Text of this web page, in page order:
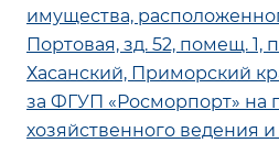
имущества,
Портовая, зд. 52, помещ. 1,
Хасанский, Приморский
за ФГУП «Росморпорт» на
хозяйственного ведения